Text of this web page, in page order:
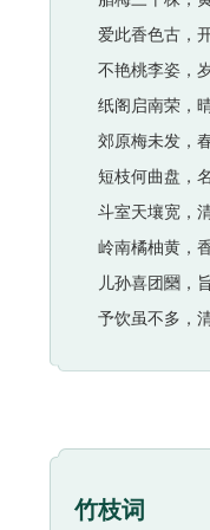
爱此香色古，
不艳桃李姿，
纸阁启南荣，
郊原梅未发，
短枝何曲盘，
斗室天壤宽，
岭南橘柚黄，
儿孙喜团圞，
予饮虽不多，
竹枝词